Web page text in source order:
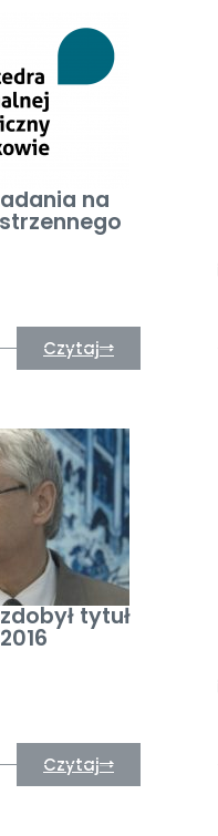
na
Czytaj
tytuł
Czytaj